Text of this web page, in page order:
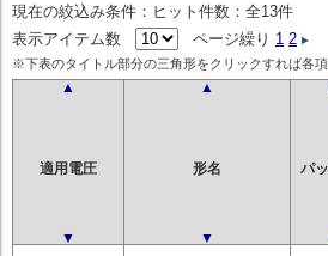
現在の絞込み条件：ヒット件数：全13件
表示アイテム数
ページ繰り 1 2
※下表のタイトル部分の三角形をクリックすれば各
▲ ▲
適用電圧 形名 パ
▼ ▼